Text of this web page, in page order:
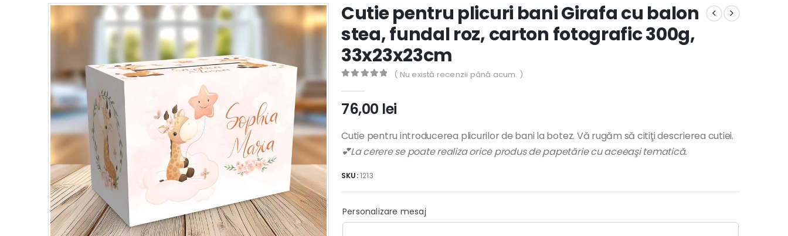
Cutie pentru plicuri bani Girafa cu balon
stea, fundal roz, carton fotografic 300g,
33x23x23cm
( Nu există recenzii până acum. )
76,00 lei
Cutie pentru introducerea plicurilor de bani la botez. Vă rugăm să citiţi descrierea cutiei.
💕La cerere se poate realiza orice produs de papetărie cu aceeaşi tematică.
SKU:1213
Personalizare mesaj